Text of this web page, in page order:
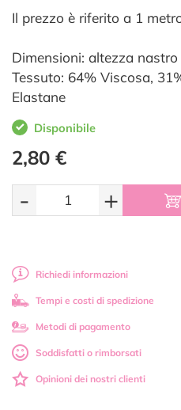
Il prezzo è riferito a 1
Dimensioni: altezza
Tessuto: 64% Viscosa,
Elastane
Disponibile
2,80 €
- +
Richiedi informazioni
Tempi e costi di spedizione
Metodi di pagamento
Soddisfatti o rimborsati
Opinioni dei nostri clienti